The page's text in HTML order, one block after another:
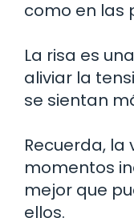
como en las
La risa es
aliviar la
se sientan
Recuerda,
momentos
mejor que
ellos.